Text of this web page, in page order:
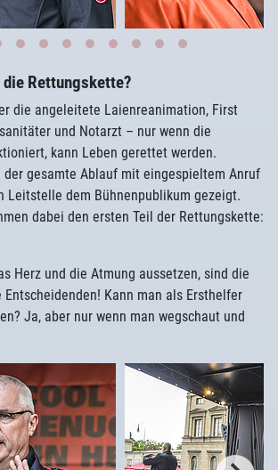
Rettungskette?
die angeleitete Laienreanimation, First
und Notarzt – nur wenn die
kann Leben gerettet werden.
der gesamte Ablauf mit eingespieltem Anruf
Leitstelle dem Bühnenpublikum gezeigt.
dabei den ersten Teil der Rettungskette:
Herz und die Atmung aussetzen, sind die
Kann man als Ersthelfer
Ja, aber nur wenn man wegschaut und